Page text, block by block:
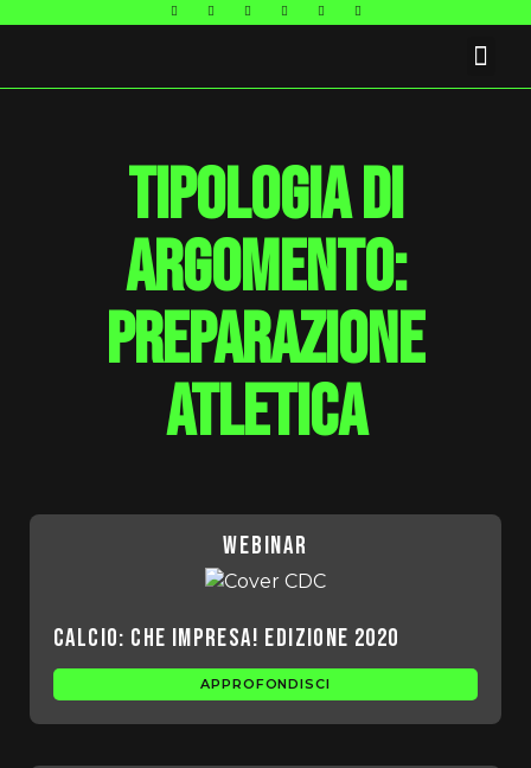
Tipologia di
argomento:
preparazione
atletica
webinar
Calcio: che impresa! Edizione 2020
APPROFONDISCI